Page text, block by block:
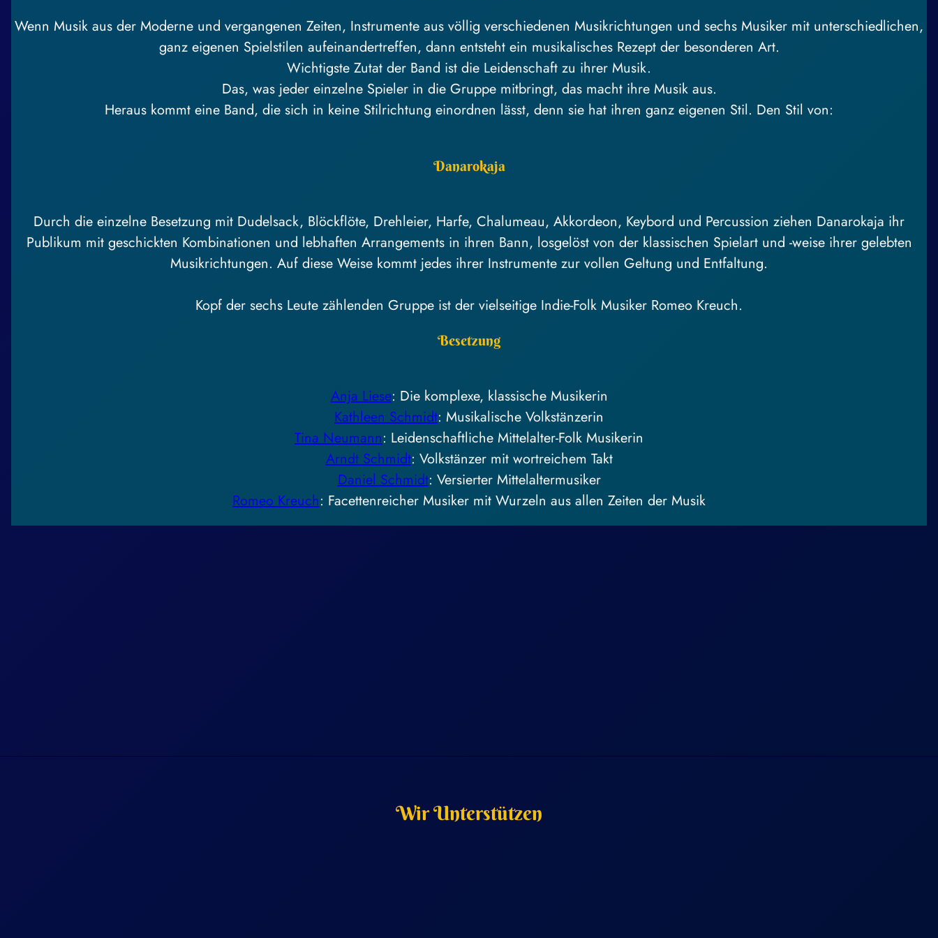
Wenn Musik aus der Moderne und vergangenen Zeiten, Instrumente aus völlig verschiedenen Musikrichtungen und sechs Musiker mit unterschiedlichen,
ganz eigenen Spielstilen aufeinandertreffen, dann entsteht ein musikalisches Rezept der besonderen Art.
Wichtigste Zutat der Band ist die Leidenschaft zu ihrer Musik.
Das, was jeder einzelne Spieler in die Gruppe mitbringt, das macht ihre Musik aus.
Heraus kommt eine Band, die sich in keine Stilrichtung einordnen lässt, denn sie hat ihren ganz eigenen Stil. Den Stil von:
Danarokaja
Durch die einzelne Besetzung mit Dudelsack, Blöckflöte, Drehleier, Harfe, Chalumeau, Akkordeon, Keybord und Percussion ziehen Danarokaja ihr
Publikum mit geschickten Kombinationen und lebhaften Arrangements in ihren Bann, losgelöst von der klassischen Spielart und -weise ihrer gelebten
Musikrichtungen. Auf diese Weise kommt jedes ihrer Instrumente zur vollen Geltung und Entfaltung.
Kopf der sechs Leute zählenden Gruppe ist der vielseitige Indie-Folk Musiker Romeo Kreuch.
Besetzung
Anja Liese: Die komplexe, klassische Musikerin
Kathleen Schmidt: Musikalische Volkstänzerin
Tina Neumann: Leidenschaftliche Mittelalter-Folk Musikerin
Arndt Schmidt: Volkstänzer mit wortreichem Takt
Daniel Schmidt: Versierter Mittelaltermusiker
Romeo Kreuch: Facettenreicher Musiker mit Wurzeln aus allen Zeiten der Musik
Wir Unterstützen